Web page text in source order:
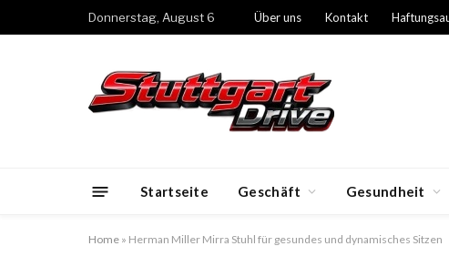
Donnerstag, August 6 Über uns Kontakt
Startseite Geschäft Gesundheit
Home » Herman Miller Mirra Stuhl für gesundes und dynamisches Sitzen